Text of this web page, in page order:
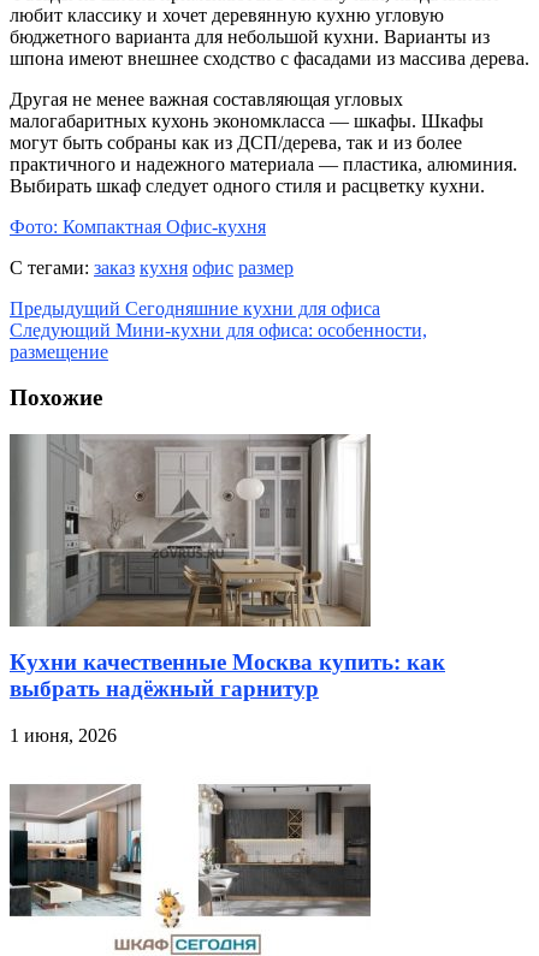
любит классику и хочет деревянную кухню угловую
бюджетного варианта для небольшой кухни. Варианты из
шпона имеют внешнее сходство с фасадами из массива дерева.
Другая не менее важная составляющая угловых
малогабаритных кухонь экономкласса — шкафы. Шкафы
могут быть собраны как из ДСП/дерева, так и из более
практичного и надежного материала — пластика, алюминия.
Выбирать шкаф следует одного стиля и расцветку кухни.
Фото: Компактная Офис-кухня
С тегами: заказ кухня офис размер
Предыдущий Сегодняшние кухни для офиса
Следующий Мини-кухни для офиса: особенности,
размещение
Похожие
Кухни качественные Москва купить: как
выбрать надёжный гарнитур
1 июня, 2026